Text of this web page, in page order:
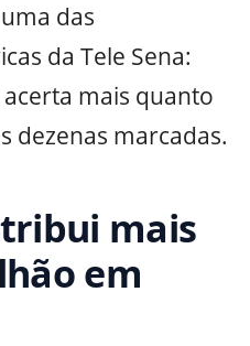
das
da Tele Sena:
mais quanto
dezenas marcadas.
mais
em